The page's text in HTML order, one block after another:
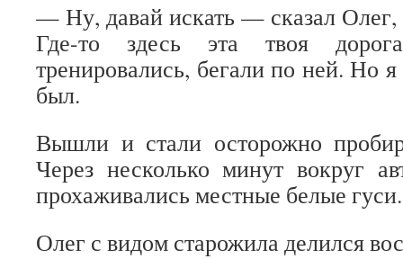
— Ну, давай искать — сказал Олег,
Где-то здесь эта твоя
тренировались, бегали по ней. Но
был.
Вышли и стали осторожно
Через несколько минут вокруг
прохаживались местные белые гуси.
Олег с видом старожила делился